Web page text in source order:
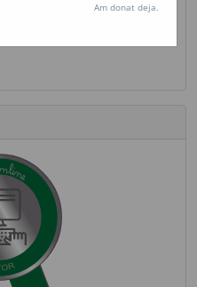
Am donat deja.